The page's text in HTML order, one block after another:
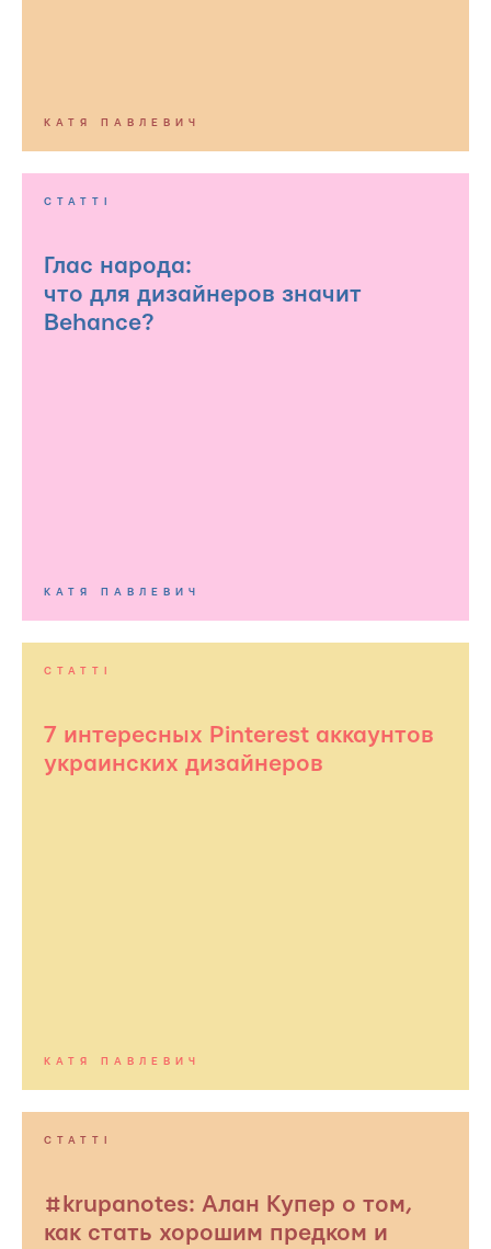
КАТЯ ПАВЛЕВИЧ
СТАТТІ
Глас народа:
что для дизайнеров значит
Behance?
КАТЯ ПАВЛЕВИЧ
СТАТТІ
7 интересных Pinterest аккаунтов
украинских дизайнеров
КАТЯ ПАВЛЕВИЧ
СТАТТІ
#krupanotes: Алан Купер о том,
как стать хорошим предком и